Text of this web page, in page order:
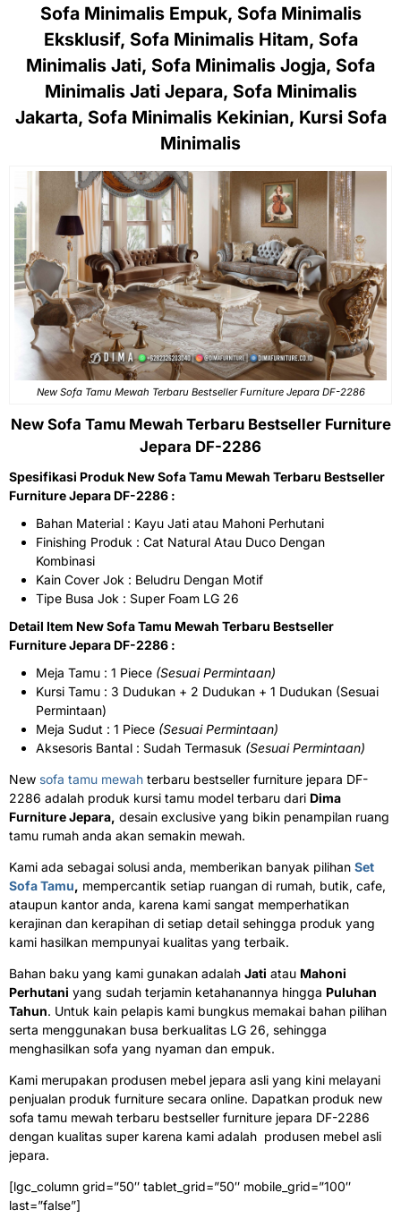
Sofa Minimalis Empuk, Sofa Minimalis
Eksklusif, Sofa Minimalis Hitam, Sofa
Minimalis Jati, Sofa Minimalis Jogja, Sofa
Minimalis Jati Jepara, Sofa Minimalis
Jakarta, Sofa Minimalis Kekinian, Kursi Sofa
Minimalis
New Sofa Tamu Mewah Terbaru Bestseller Furniture Jepara DF-2286
New Sofa Tamu Mewah Terbaru Bestseller Furniture
Jepara DF-2286
Spesifikasi Produk New Sofa Tamu Mewah Terbaru Bestseller
Furniture Jepara DF-2286 :
Bahan Material : Kayu Jati atau Mahoni Perhutani
Finishing Produk : Cat Natural Atau Duco Dengan
Kombinasi
Kain Cover Jok : Beludru Dengan Motif
Tipe Busa Jok : Super Foam LG 26
Detail Item New Sofa Tamu Mewah Terbaru Bestseller
Furniture Jepara DF-2286 :
Meja Tamu : 1 Piece (Sesuai Permintaan)
Kursi Tamu : 3 Dudukan + 2 Dudukan + 1 Dudukan (Sesuai
Permintaan)
Meja Sudut : 1 Piece (Sesuai Permintaan)
Aksesoris Bantal : Sudah Termasuk (Sesuai Permintaan)
New sofa tamu mewah terbaru bestseller furniture jepara DF-
2286 adalah produk kursi tamu model terbaru dari Dima
Furniture Jepara, desain exclusive yang bikin penampilan ruang
tamu rumah anda akan semakin mewah.
Kami ada sebagai solusi anda, memberikan banyak pilihan Set
Sofa Tamu, mempercantik setiap ruangan di rumah, butik, cafe,
ataupun kantor anda, karena kami sangat memperhatikan
kerajinan dan kerapihan di setiap detail sehingga produk yang
kami hasilkan mempunyai kualitas yang terbaik.
Bahan baku yang kami gunakan adalah Jati atau Mahoni
Perhutani yang sudah terjamin ketahanannya hingga Puluhan
Tahun. Untuk kain pelapis kami bungkus memakai bahan pilihan
serta menggunakan busa berkualitas LG 26, sehingga
menghasilkan sofa yang nyaman dan empuk.
Kami merupakan produsen mebel jepara asli yang kini melayani
penjualan produk furniture secara online. Dapatkan produk new
sofa tamu mewah terbaru bestseller furniture jepara DF-2286
dengan kualitas super karena kami adalah produsen mebel asli
jepara.
[lgc_column grid=”50″ tablet_grid=”50″ mobile_grid=”100″
last=”false”]